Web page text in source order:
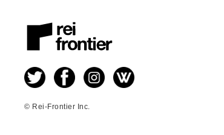
© Rei-Frontier Inc.